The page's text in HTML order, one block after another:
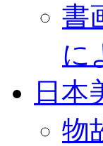
書
に
日本
物